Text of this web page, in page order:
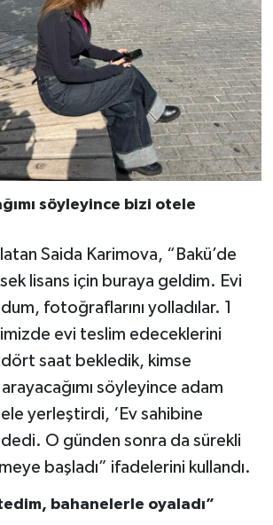
söyleyince bizi otele
Saida Karimova, “Bakü’de
lisans için buraya geldim. Evi
fotoğraflarını yolladılar. 1
evi teslim edeceklerini
saat bekledik, kimse
söyleyince adam
yerleştirdi, ‘Ev sahibine
dedi. O günden sonra da sürekli
başladı” ifadelerini kullandı.
bahanelerle oyaladı”